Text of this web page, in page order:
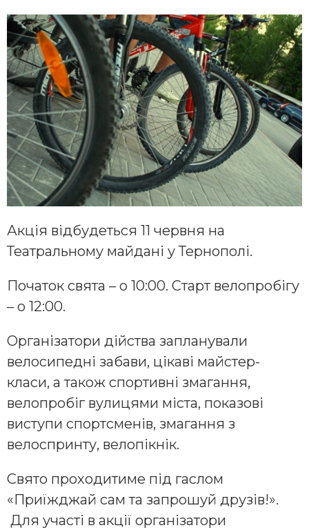
Акція відбудеться 11 червня на
Театральному майдані у Тернополі.
Початок свята – о 10:00. Старт велопробігу
– о 12:00.
Організатори дійства запланували
велосипедні забави, цікаві майстер-
класи, а також спортивні змагання,
велопробіг вулицями міста, показові
виступи спортсменів, змагання з
велоспринту, велопікнік.
Свято проходитиме під гаслом
«Приїжджай сам та запрошуй друзів!».
Для участі в акції організатори